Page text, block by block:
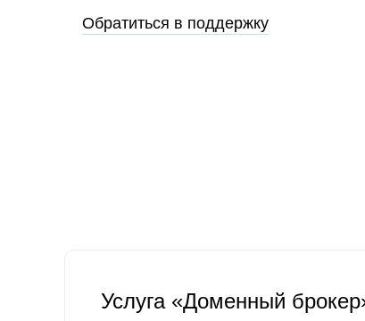
Обратиться в поддержку
Услуга «Доменный